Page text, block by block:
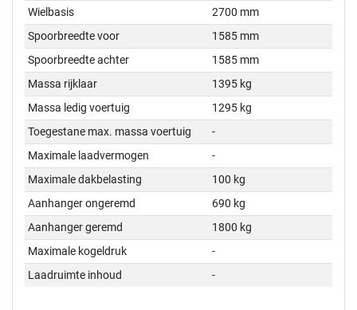
Wielbasis
2700 mm
Spoorbreedte voor
1585 mm
Spoorbreedte achter
1585 mm
Massa rijklaar
1395 kg
Massa ledig voertuig
1295 kg
Toegestane max. massa voertuig
-
Maximale laadvermogen
-
Maximale dakbelasting
100 kg
Aanhanger ongeremd
690 kg
Aanhanger geremd
1800 kg
Maximale kogeldruk
-
Laadruimte inhoud
-